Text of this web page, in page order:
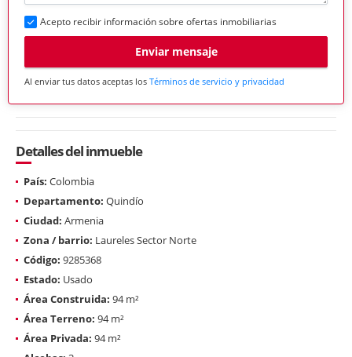
Acepto recibir información sobre ofertas inmobiliarias
Enviar mensaje
Al enviar tus datos aceptas los Términos de servicio y privacidad
Detalles del inmueble
País: Colombia
Departamento: Quindío
Ciudad: Armenia
Zona / barrio: Laureles Sector Norte
Código: 9285368
Estado: Usado
Área Construida: 94 m²
Área Terreno: 94 m²
Área Privada: 94 m²